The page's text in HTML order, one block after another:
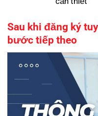
Sau khi đăng ký
bước tiếp theo